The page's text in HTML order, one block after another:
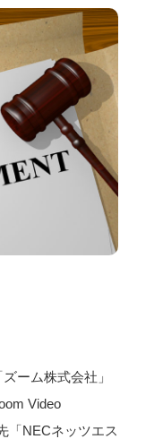
ーム株式会社」
Video
「NECネッツエス